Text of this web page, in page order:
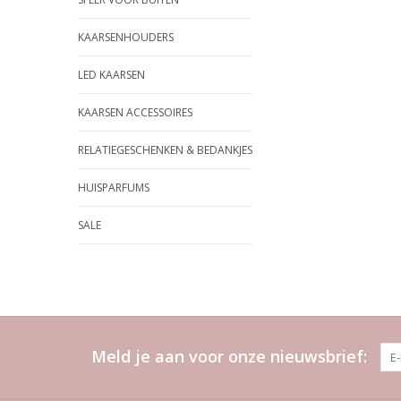
KAARSENHOUDERS
LED KAARSEN
KAARSEN ACCESSOIRES
RELATIEGESCHENKEN & BEDANKJES
HUISPARFUMS
SALE
Meld je aan voor onze nieuwsbrief: